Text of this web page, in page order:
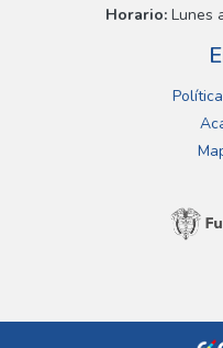
Horario:Lunes